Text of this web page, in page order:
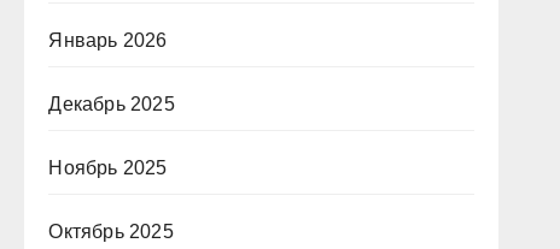
Январь 2026
Декабрь 2025
Ноябрь 2025
Октябрь 2025